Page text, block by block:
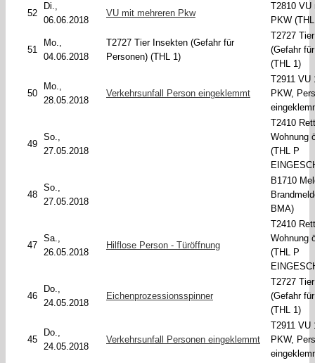
52
Di.,
06.06.2018
VU mit mehreren Pkw
T2810 VU
PKW
51
Mo.,
04.06.2018
T2727 Tier Insekten (Gefahr für
Personen) (THL 1)
T2727
(Gefahr
(THL 1)
50
Mo.,
28.05.2018
Verkehrsunfall Person eingeklemmt
T2911 VU
PKW,
49
So.,
27.05.2018
T2410
Wohnung
(THL P
48
So.,
27.05.2018
B1710
BMA)
47
Sa.,
26.05.2018
Hilflose Person - Türöffnung
T2410
Wohnung
(THL P
46
Do.,
24.05.2018
Eichenprozessionsspinner
T2727
(Gefahr
(THL 1)
45
Do.,
24.05.2018
Verkehrsunfall Personen eingeklemmt
T2911 VU
PKW,